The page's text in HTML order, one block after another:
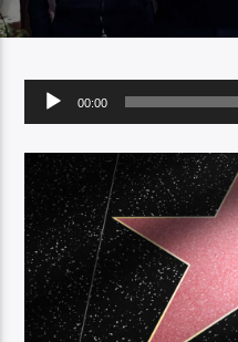
The Butcher and Fast
Rose Tattoo
Acum
Super Chill
21:00 24:00
Player
audio
00:00